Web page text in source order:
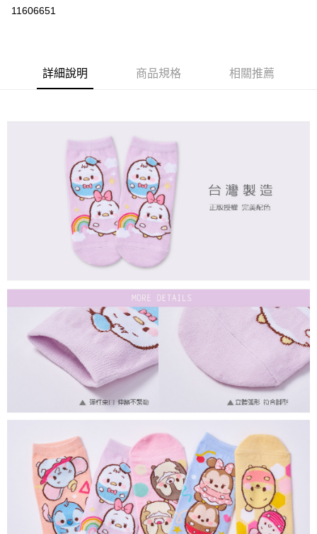
ATM付款
每筆NT$80，滿NT$899(含以上)免運費
付款後全家取貨
每筆NT$80，滿NT$859(含以上)免運費
每筆NT$80，滿NT$899(含以上)免運費
每筆NT$85，滿NT$859(含以上)免運費
11606651
詳細說明 商品規格 相關推薦